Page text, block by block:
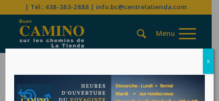
| Tél.: 438-383-2888 | info.bc@centrelatienda.com
x